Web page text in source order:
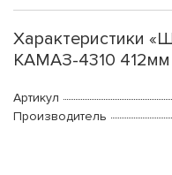
Характеристики
КАМАЗ-4310 412мм
Артикул
Производитель